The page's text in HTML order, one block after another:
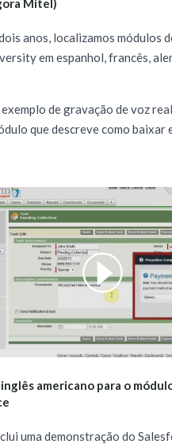
Mitel)
anos, localizamos módulos
em espanhol, francês,
de gravação de voz
que descreve como baixar
americano para o
uma demonstração do